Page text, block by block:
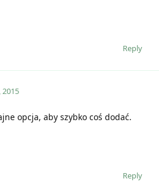
Reply
2015
opcja, aby szybko coś dodać.
Reply